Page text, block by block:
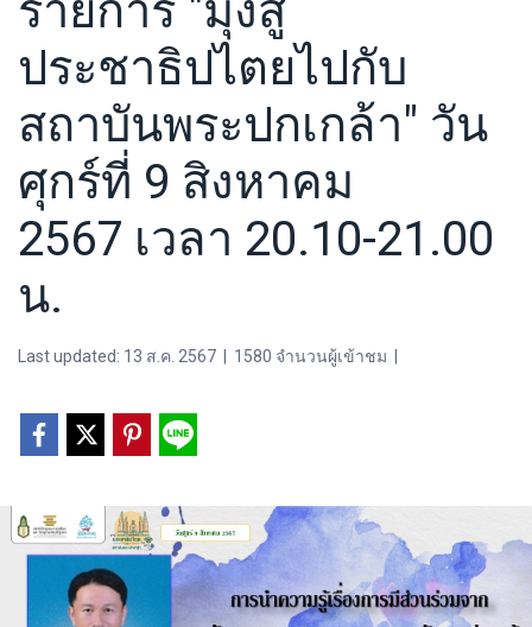
รายการ "มุ่งสู่
ประชาธิปไตยไปกับ
สถาบันพระปกเกล้า" วัน
ศุกร์ที่ 9 สิงหาคม
2567 เวลา 20.10-21.00
น.
Last updated: 13 ส.ค. 2567 1580 จำนวนผู้เข้าชม